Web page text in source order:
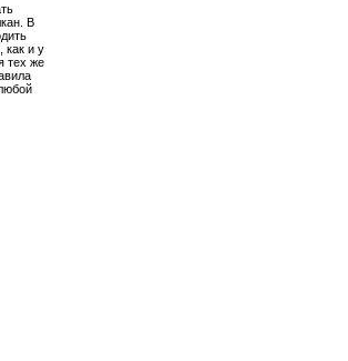
В
как и у
тех же